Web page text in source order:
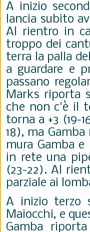
A inizio
lancia subito
Al rientro in
troppo dei
terra la palla
a guardare e
passano
Marks riporta
che non c'è il
torna a +3 (19-
18), ma
mura Gamba
in rete una
(23-22). Al
parziale ai
A inizio terzo
Maiocchi, e
Gamba